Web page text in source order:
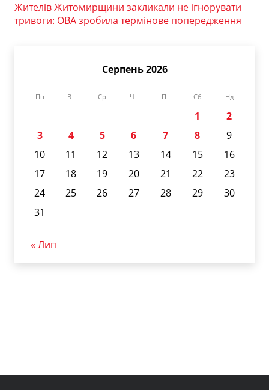
Жителів Житомирщини закликали не ігнорувати
тривоги: ОВА зробила термінове попередження
Серпень 2026
Пн Вт Ср Чт Пт Сб Нд
1
2
3
4 5 6 7 8
9
10
11 12 13 14 15
16
17
18 19 20 21 22
23
24
25 26 27 28 29
30
31
« Лип